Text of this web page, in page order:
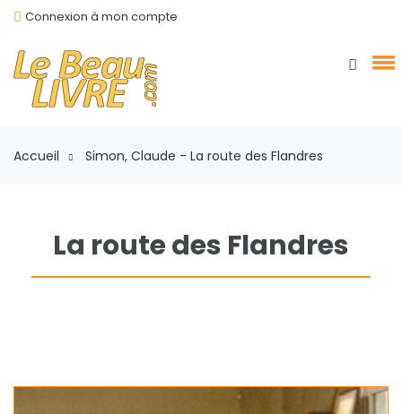
Connexion à mon compte
Accueil Simon, Claude - La route des Flandres
La route des Flandres